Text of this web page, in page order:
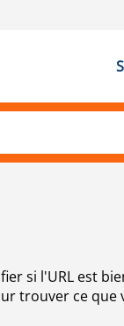
si l'URL est
trouver ce que